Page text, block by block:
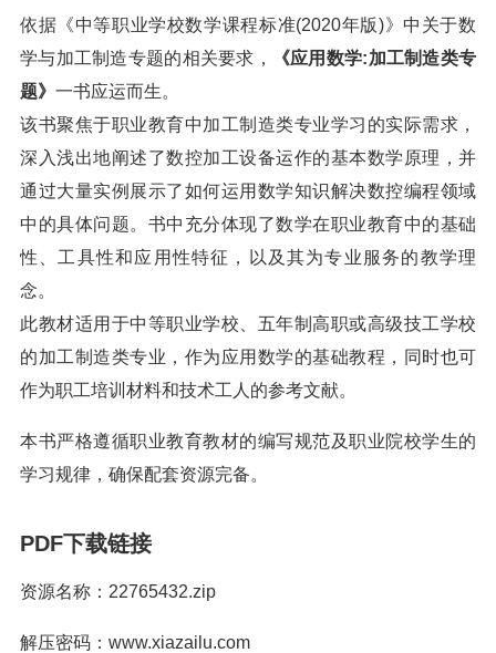
依据《中等职业学校数学课程标准(2020年版)》中关于数
学与加工制造专题的相关要求，
《应用数学:加工制造类专
题》 一书应运而生。
该书聚焦于职业教育中加工制造类专业学习的实际需求，
深入浅出地阐述了数控加工设备运作的基本数学原理，并
通过大量实例展示了如何运用数学知识解决数控编程领域
中的具体问题。书中充分体现了数学在职业教育中的基础
性、工具性和应用性特征，以及其为专业服务的教学理
念。
此教材适用于中等职业学校、五年制高职或高级技工学校
的加工制造类专业，作为应用数学的基础教程，同时也可
作为职工培训材料和技术工人的参考文献。
本书严格遵循职业教育教材的编写规范及职业院校学生的
学习规律，确保配套资源完备。
PDF下载链接
资源名称：22765432.zip
解压密码：www.xiazailu.com